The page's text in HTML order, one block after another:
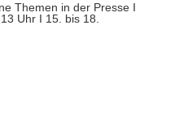
Themen in der Presse I
Uhr I 15. bis 18.